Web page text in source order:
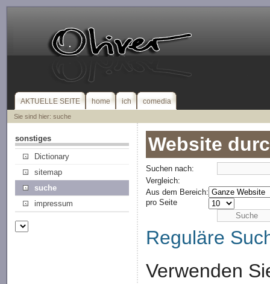
AKTUELLE SEITE home ich comedia
Sie sind hier: suche
sonstiges
Dictionary
sitemap
suche
impressum
Website
Suchen nach:
Vergleich:
Aus dem Bereich:
pro Seite
Reguläre
Verwenden